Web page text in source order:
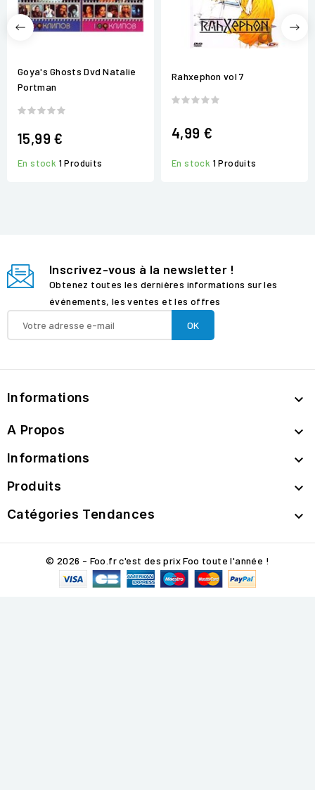
Goya's Ghosts Dvd Natalie
Portman
15,99 €
En stock 1 Produits
Rahxephon vol 7
4,99 €
En stock 1 Produits
Inscrivez-vous à la newsletter !
Obtenez toutes les dernières informations sur les
événements, les ventes et les offres
Informations 
A Propos 
Informations 
Produits 
Catégories Tendances 
© 2026 - Foo.fr c'est des prix Foo toute l'année !